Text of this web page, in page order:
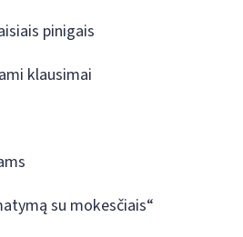
pinigais
klausimai
su mokesčiais“